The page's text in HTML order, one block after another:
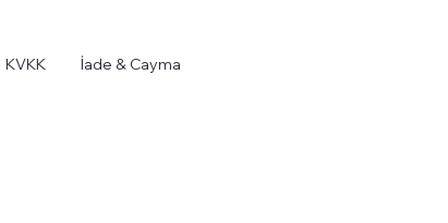
KVKK İade & Cayma